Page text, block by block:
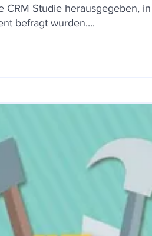
Studie herausgegeben,
befragt wurden....